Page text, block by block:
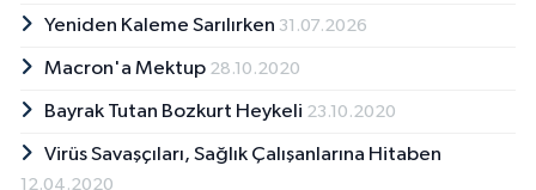
Yeniden Kaleme Sarılırken 31.07.2026
Macron'a Mektup 28.10.2020
Bayrak Tutan Bozkurt Heykeli 23.10.2020
Virüs Savaşçıları, Sağlık Çalışanlarına Hitaben
12.04.2020
ÇEVRE
YARIŞMALAR